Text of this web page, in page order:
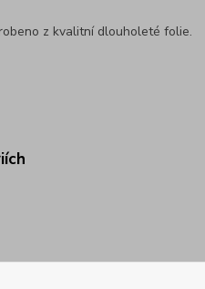
z kvalitní dlouholeté folie.